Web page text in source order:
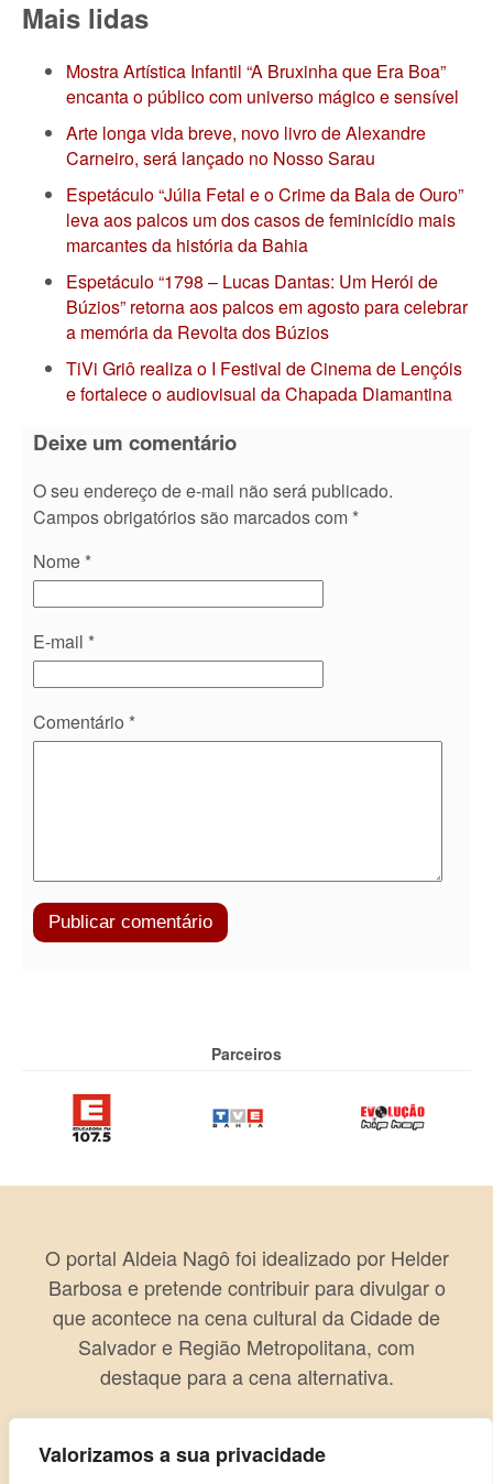
Valorizamos a sua privacidade
Mais lidas
Mostra Artística Infantil “A Bruxinha que Era Boa”
encanta o público com universo mágico e sensível
Arte longa vida breve, novo livro de Alexandre
Carneiro, será lançado no Nosso Sarau
Espetáculo “Júlia Fetal e o Crime da Bala de Ouro”
leva aos palcos um dos casos de feminicídio mais
marcantes da história da Bahia
Espetáculo “1798 – Lucas Dantas: Um Herói de
Búzios” retorna aos palcos em agosto para celebrar
a memória da Revolta dos Búzios
TiVi Griô realiza o I Festival de Cinema de Lençóis
e fortalece o audiovisual da Chapada Diamantina
Deixe um comentário
O seu endereço de e-mail não será publicado.
Campos obrigatórios são marcados com *
Nome *
E-mail *
Comentário *
Parceiros
O portal Aldeia Nagô foi idealizado por Helder
Barbosa e pretende contribuir para divulgar o
que acontece na cena cultural da Cidade de
Salvador e Região Metropolitana, com
destaque para a cena alternativa.